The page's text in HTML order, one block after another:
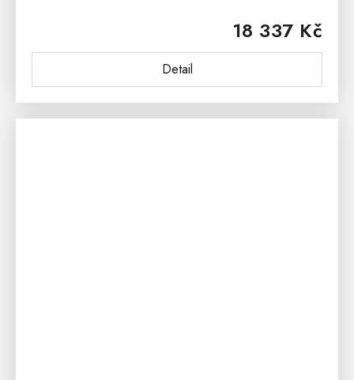
18 337 Kč
Detail
interiéru.Rustikální komoda WHITE HOME...